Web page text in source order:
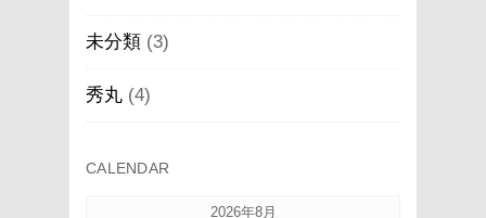
未分類 (3)
秀丸 (4)
CALENDAR
2026年8月